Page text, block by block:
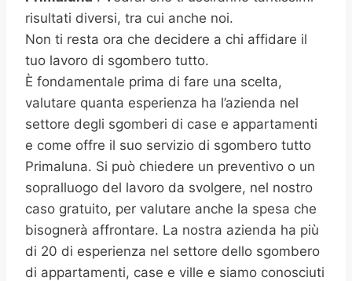
risultati diversi, tra cui anche noi.
Non ti resta ora che decidere a chi affidare il
tuo lavoro di sgombero tutto.
È fondamentale prima di fare una scelta,
valutare quanta esperienza ha l’azienda nel
settore degli sgomberi di case e appartamenti
e come offre il suo servizio di sgombero tutto
Primaluna. Si può chiedere un preventivo o un
sopralluogo del lavoro da svolgere, nel nostro
caso gratuito, per valutare anche la spesa che
bisognerà affrontare. La nostra azienda ha più
di 20 di esperienza nel settore dello sgombero
di appartamenti, case e ville e siamo conosciuti